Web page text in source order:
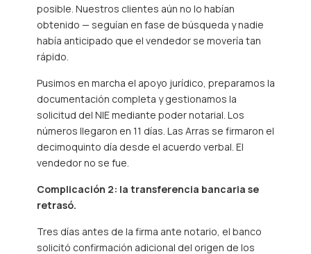
posible. Nuestros clientes aún no lo habían
obtenido — seguían en fase de búsqueda y nadie
había anticipado que el vendedor se movería tan
rápido.
Pusimos en marcha el apoyo jurídico, preparamos la
documentación completa y gestionamos la
solicitud del NIE mediante poder notarial. Los
números llegaron en 11 días. Las Arras se firmaron el
decimoquinto día desde el acuerdo verbal. El
vendedor no se fue.
Complicación 2: la transferencia bancaria se
retrasó.
Tres días antes de la firma ante notario, el banco
solicitó confirmación adicional del origen de los